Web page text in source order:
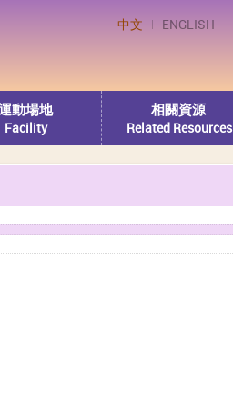
中文 ENGLISH
動場地
Facility
相關資源
Related Resources